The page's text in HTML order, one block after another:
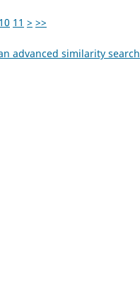
10 11 > >>
advanced similarity search